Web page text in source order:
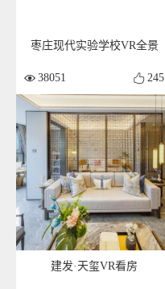
枣庄现代实验学校VR全景
38051 245
建发·天玺VR看房